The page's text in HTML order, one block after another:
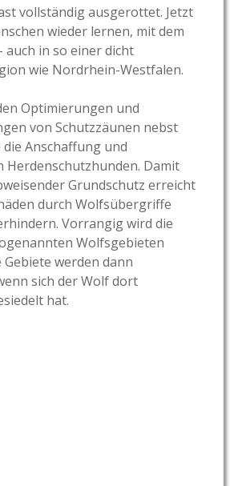
vollständig ausgerottet. Jetzt
wieder lernen, mit dem
auch in so einer dicht
wie Nordrhein-Westfalen.
Optimierungen und
von Schutzzäunen nebst
Anschaffung und
Herdenschutzhunden. Damit
Grundschutz erreicht
durch Wolfsübergriffe
Vorrangig wird die
Wolfsgebieten
werden dann
sich der Wolf dort
hat.